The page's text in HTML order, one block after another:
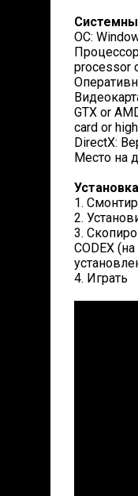
ОС:
processor
GTX or
card or
DirectX:
Место на
1.
2.
3.
CODEX
4. Играть